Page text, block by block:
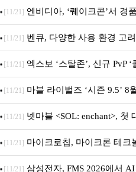
GAMING A16 할인 진행
[11/21] 엔비디아, ‘퀘이크콘’서 경
E-데이’ DLSS 지원
[11/21] 벤큐, 다양한 사용 환경 고
품 6종 출시
[11/21] 엑스보 ‘스탈존’, 신규 PvP
[11/21] 마블 라이벌즈 ‘시즌 9.5’ 8
드’ 합류
[11/21] 넷마블 <SOL: enchant>, 첫
GENESIS: 신의 전장’ 사전등록
[11/21] 마이크로칩, 마이크론 테크
터 인프라용 고성능 PCIe® Gen 6
[11/21] 삼성전자, FMS 2026에서